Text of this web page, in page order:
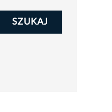
SZUKAJ